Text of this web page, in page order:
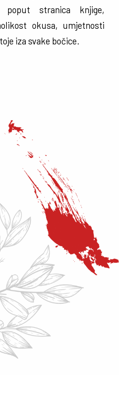
stranica knjige,
okusa, umjetnosti
iza svake bočice.